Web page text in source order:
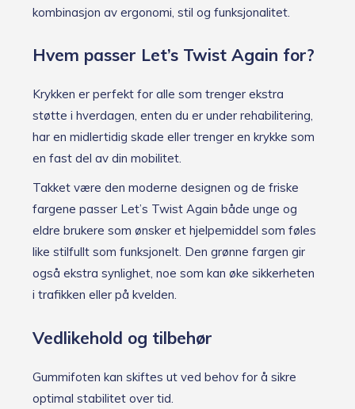
kombinasjon av ergonomi, stil og funksjonalitet.
Hvem passer Let’s Twist Again for?
Krykken er perfekt for alle som trenger ekstra
støtte i hverdagen, enten du er under rehabilitering,
har en midlertidig skade eller trenger en krykke som
en fast del av din mobilitet.
Takket være den moderne designen og de friske
fargene passer Let’s Twist Again både unge og
eldre brukere som ønsker et hjelpemiddel som føles
like stilfullt som funksjonelt. Den grønne fargen gir
også ekstra synlighet, noe som kan øke sikkerheten
i trafikken eller på kvelden.
Vedlikehold og tilbehør
Gummifoten kan skiftes ut ved behov for å sikre
optimal stabilitet over tid.